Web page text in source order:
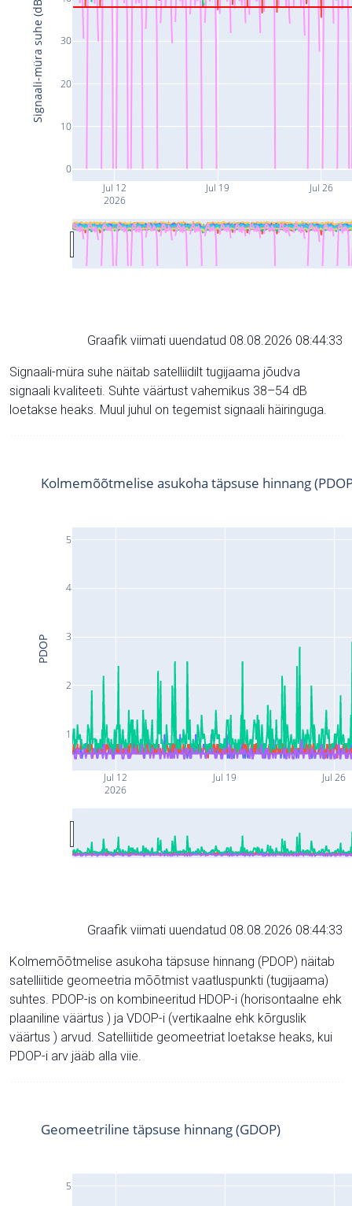
Jul 12
2026
Jul 19 Jul 26
0
10
20
30
Signaali-müra suhe (dB)
Graafik viimati uuendatud 08.08.2026 08:44:33
Signaali-müra suhe näitab satelliidilt tugijaama jõudva
signaali kvaliteeti. Suhte väärtust vahemikus 38–54 dB
loetakse heaks. Muul juhul on tegemist signaali häiringuga.
Jul 12
2026
Jul 19 Jul 26
1
2
3
4
5
Kolmemõõtmelise asukoha täpsuse hinnang
PDOP
Graafik viimati uuendatud 08.08.2026 08:44:33
Kolmemõõtmelise asukoha täpsuse hinnang (PDOP) näitab
satelliitide geomeetria mõõtmist vaatluspunkti (tugijaama)
suhtes. PDOP-is on kombineeritud HDOP-i (horisontaalne ehk
plaaniline väärtus ) ja VDOP-i (vertikaalne ehk kõrguslik
väärtus ) arvud. Satelliitide geomeetriat loetakse heaks, kui
PDOP-i arv jääb alla viie.
5
Geomeetriline täpsuse hinnang (GDOP)